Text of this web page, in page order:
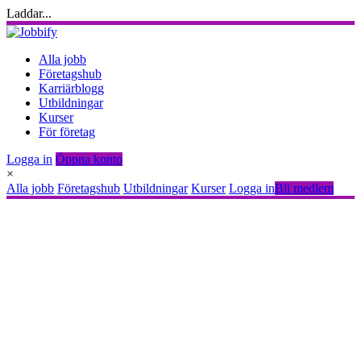
Laddar...
Alla jobb
Företagshub
Karriärblogg
Utbildningar
Kurser
För företag
Logga in Öppna konto
×
Alla jobb Företagshub Utbildningar Kurser Logga inBli medlem